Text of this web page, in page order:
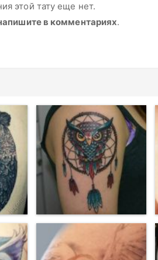
этой тату еще нет.
в комментариях.